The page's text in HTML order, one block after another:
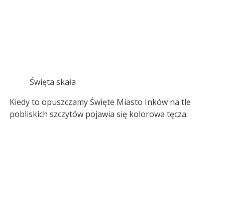
Święta skała
Kiedy to opuszczamy Święte Miasto Inków na tle
pobliskich szczytów pojawia się kolorowa tęcza.